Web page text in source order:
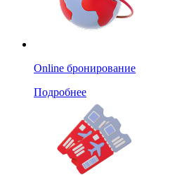
Online бронирование
Подробнее